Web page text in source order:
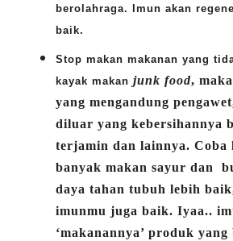
berolahraga. Imun akan
baik.
Stop makan makanan yang
kayak makan junk food,
yang mengandung
diluar yang kebersihannya
terjamin dan lainnya. Coba
banyak makan sayur dan
daya tahan tubuh lebih
imunmu juga baik. Iyaa..
‘makanannya’ produk